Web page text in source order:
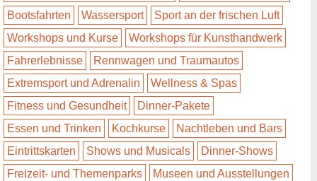
Bootsfahrten
Wassersport
Sport an der frischen Luft
Workshops und Kurse
Workshops für Kunsthandwerk
Fahrerlebnisse
Rennwagen und Traumautos
Extremsport und Adrenalin
Wellness & Spas
Fitness und Gesundheit
Dinner-Pakete
Essen und Trinken
Kochkurse
Nachtleben und Bars
Eintrittskarten
Shows und Musicals
Dinner-Shows
Freizeit- und Themenparks
Museen und Ausstellungen